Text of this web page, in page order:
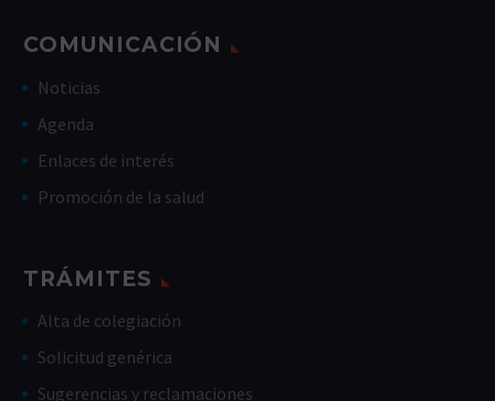
COMUNICACIÓN
Noticias
Agenda
Enlaces de interés
Promoción de la salud
TRÁMITES
Alta de colegiación
Solicitud genérica
Sugerencias y reclamaciones